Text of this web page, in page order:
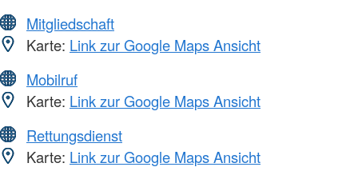
Mitgliedschaft
Karte: Link zur Google Maps Ansicht
Mobilruf
Karte: Link zur Google Maps Ansicht
Rettungsdienst
Karte: Link zur Google Maps Ansicht